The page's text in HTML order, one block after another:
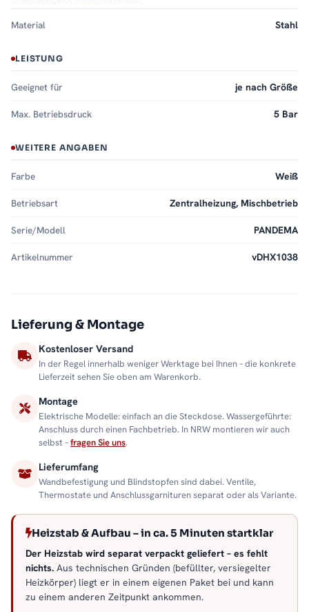
Material Stahl
LEISTUNG
Geeignet für je nach Größe
Max. Betriebsdruck 5 Bar
WEITERE ANGABEN
Farbe Weiß
Betriebsart Zentralheizung, Mischbetrieb
Serie/Modell PANDEMA
Artikelnummer vDHX1038
Lieferung & Montage
Kostenloser Versand
In der Regel innerhalb weniger Werktage bei Ihnen – die konkrete
Lieferzeit sehen Sie oben am Warenkorb.
Montage
Elektrische Modelle: einfach an die Steckdose. Wassergeführte:
Anschluss durch einen Fachbetrieb. In NRW montieren wir auch
selbst –fragen Sie uns.
Lieferumfang
Wandbefestigung und Blindstopfen sind dabei. Ventile,
Thermostate und Anschlussgarnituren separat oder als Variante.
Heizstab & Aufbau – in ca. 5 Minuten startklar
Der Heizstab wird separat verpackt geliefert – es fehlt
nichts. Aus technischen Gründen (befüllter, versiegelter
Heizkörper) liegt er in einem eigenen Paket bei und kann
zu einem anderen Zeitpunkt ankommen.